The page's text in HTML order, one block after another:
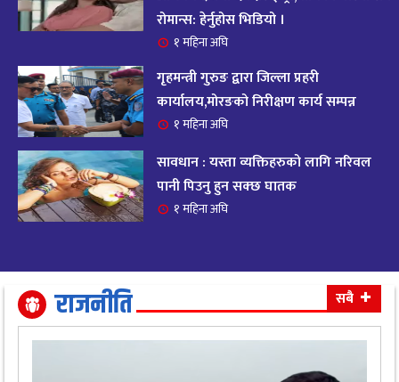
१७ ११ महिना अघि
१८
आजको राशिफल : आइतवार, ८ भदौ २०८२ (२४ अगस्ट
२०२५)
११ महिना अघि
१९ आजको राशिफल २०८२ भदाै ४ गते, बुधवार
११ महिना अघि
धैर्यले सफलता मिल्नेछ
११ महिना अघि
रोमान्स: हेर्नुहोस भिडियो ।
१ महिना अघि
गृहमन्त्री गुरुङ द्वारा जिल्ला प्रहरी
कार्यालय,मोरङको निरीक्षण कार्य सम्पन्न
१ महिना अघि
सावधान : यस्ता व्यक्तिहरुको लागि नरिवल
पानी पिउनु हुन सक्छ घातक
१ महिना अघि
राजनीति सबै